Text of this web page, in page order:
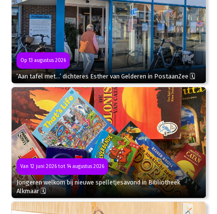
Op 13 augustus 2026
‘Aan tafel met…’ dichteres Esther van Gelderen in PostaanZee 🗓
Van 12 juni 2026 tot 14 augustus 2026
Jongeren welkom bij nieuwe spelletjesavond in Bibliotheek
Alkmaar 🗓